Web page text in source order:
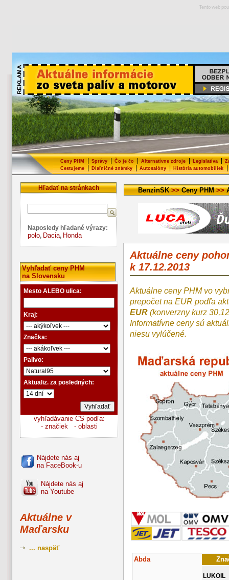
Tento web
Ceny PHM Správy Čo je čo Alternatívne zdroje Legislatíva
Cestujeme| Diaľničné známky| Autosalóny| História automobiliek|
Hľadať na stránkach
Naposledy hľadané výrazy:
polo, Dacia, Honda
Vyhľadať ceny PHM
na Slovensku
Mesto ALEBO ulica:
Kraj:
Značka:
Palivo:
Aktualiz. za posledných:
vyhľadávanie ČS podľa:
- značiek
- oblasti
Nájdete nás aj
na FaceBook-u
Nájdete nás aj
na Youtube
Aktuálne v
Maďarsku
... naspäť
BenzinSK>>Ceny PHM>>
Aktuálne ceny
k 17.12.2013
Aktuálne ceny PHM vo
prepočet na EUR podľa
EUR (konverzny kurz
Informatívne ceny sú
niesu vylúčené.
Abda
LUKOIL